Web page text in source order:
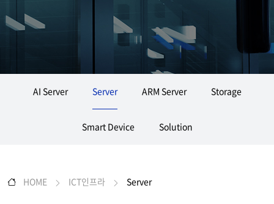
AI Server Server ARM Server Storage
Smart Device Solution
HOME ICT인프라 Server